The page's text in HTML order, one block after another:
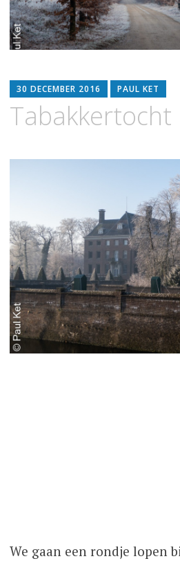
30 DECEMBER 2016 PAUL KET
Tabakkertocht
We gaan een rondje lopen